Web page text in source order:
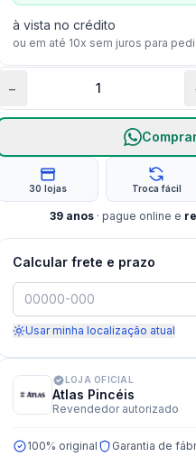
à vista no crédito
ou em até 10x sem juros para
−
30 lojas Troca fácil
39 anos · pague online e
Calcular frete e prazo
Usar minha localização atual
LOJA OFICIAL
Atlas Pincéis
Revendedor autorizado
100% original Garantia de